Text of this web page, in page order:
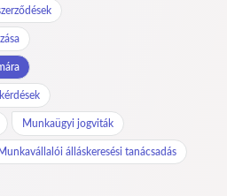
Munkaügyi jogviták
Munkavállalói álláskeresési tanácsadás